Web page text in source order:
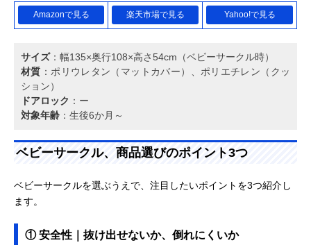
Amazonで見る 楽天市場で見る Yahoo!で見る
サイズ：幅135×奥行108×高さ54cm（ベビーサークル時）
材質 ：ポリウレタン（マットカバー）、ポリエチレン（クッ
ション）
ドアロック ：ー
対象年齢 ：生後6か月～
ベビーサークル、商品選びのポイント3つ
ベビーサークルを選ぶうえで、注目したいポイントを3つ紹介し
ます。
① 安全性｜抜け出せないか、倒れにくいか